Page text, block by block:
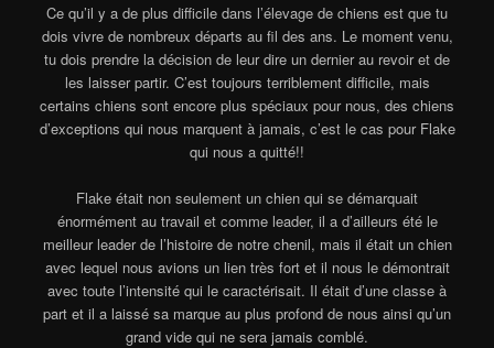
Ce qu’il y a de plus difficile dans l’élevage de chiens est que tu
dois vivre de nombreux départs au fil des ans. Le moment venu,
tu dois prendre la décision de leur dire un dernier au revoir et de
les laisser partir. C’est toujours terriblement difficile, mais
certains chiens sont encore plus spéciaux pour nous, des chiens
d’exceptions qui nous marquent à jamais, c’est le cas pour Flake
qui nous a quitté!!
Flake était non seulement un chien qui se démarquait
énormément au travail et comme leader, il a d’ailleurs été le
meilleur leader de l’histoire de notre chenil, mais il était un chien
avec lequel nous avions un lien très fort et il nous le démontrait
avec toute l’intensité qui le caractérisait. Il était d’une classe à
part et il a laissé sa marque au plus profond de nous ainsi qu’un
grand vide qui ne sera jamais comblé.